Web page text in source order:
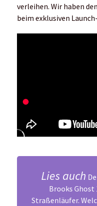
verleihen. Wir haben
beim exklusiven
Lies auch
Brooks Ghost
Straßenläufer.